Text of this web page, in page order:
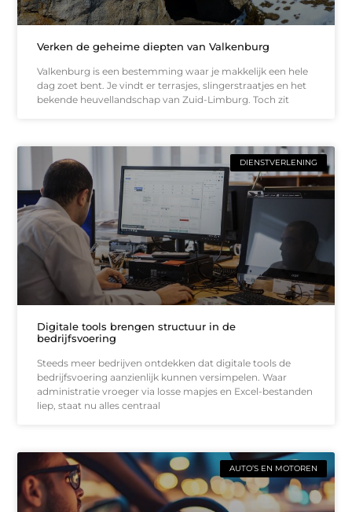
Verken de geheime diepten van Valkenburg
Valkenburg is een bestemming waar je makkelijk een hele
dag zoet bent. Je vindt er terrasjes, slingerstraatjes en het
bekende heuvellandschap van Zuid-Limburg. Toch zit
DIENSTVERLENING
Digitale tools brengen structuur in de
bedrijfsvoering
Steeds meer bedrijven ontdekken dat digitale tools de
bedrijfsvoering aanzienlijk kunnen versimpelen. Waar
administratie vroeger via losse mapjes en Excel-bestanden
liep, staat nu alles centraal
AUTO’S EN MOTOREN